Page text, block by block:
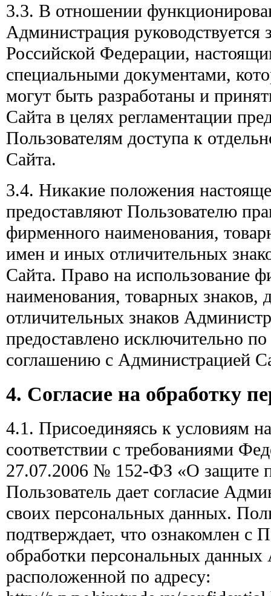
3.3. В отношении
Администрация руководствуется
Российской Федерации,
специальными документами,
могут быть разработаны и
Сайта в целях регламентации
Пользователям доступа к
Сайта.
3.4. Никакие положения
предоставляют Пользователю
фирменного наименования,
имен и иных отличительных
Сайта. Право на использование
наименования, товарных
отличительных знаков
предоставлено исключительно
соглашению с Администрацией
4. Согласие на обработку
4.1. Присоединяясь к условиям
соответствии с требованиями
27.07.2006 № 152-ФЗ «О защите
Пользователь дает согласие
своих персональных данных.
подтверждает, что ознакомлен с
обработки персональных данных
расположенной по адресу: